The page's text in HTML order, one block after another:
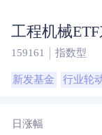
工程机械
159161 指数型
新发基金 行业轮
日涨幅